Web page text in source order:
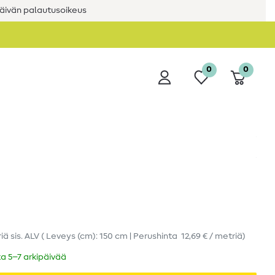
palautusoikeus
0 0
sis. ALV ( Leveys (cm): 150 cm | Perushinta 12,69 € / metriä)
5–7 arkipäivää